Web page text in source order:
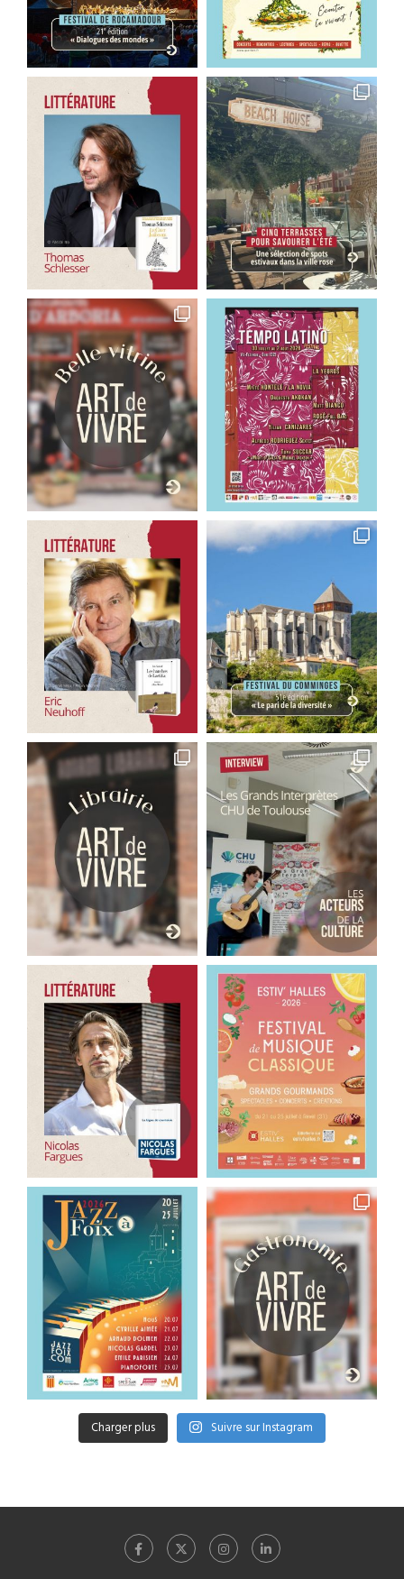
Charger plus Suivre sur Instagram